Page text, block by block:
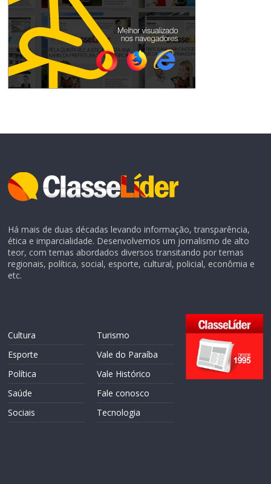
Há mais de duas décadas levando informação, transparência,
ética e imparcialidade. Desenvolvemos um jornalismo de alto
teor, com temas abordados diversos transitando por temas
regionais, política, social, esporte, cultural, policial, econômia e
etc.
Cultura
Esporte
Política
Saúde
Sociais
Turismo
Vale do Paraíba
Vale Histórico
Fale conosco
Tecnologia